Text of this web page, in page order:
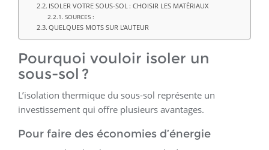
ISOLER VOTRE SOUS-SOL : CHOISIR LES MATÉRIAUX
SOURCES :
QUELQUES MOTS SUR L’AUTEUR
Pourquoi vouloir isoler un
sous-sol ?
L’isolation thermique du sous-sol représente un
investissement qui offre plusieurs avantages.
Pour faire des économies d’énergie